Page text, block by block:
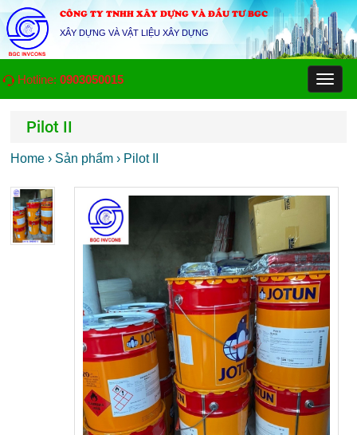
CÔNG TY TNHH XÂY DỰNG VÀ ĐẦU TƯ BGC
XÂY DỰNG VÀ VẬT LIỆU XÂY DỰNG
Toggle
Hotline: 0903050015
Pilot II
Home › Sản phẩm › Pilot II